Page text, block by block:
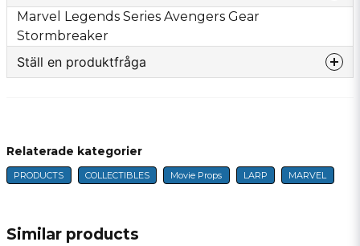
Marvel Legends Series Avengers Gear
Stormbreaker
Ställ en produktfråga
name
Name
Similar products
Relaterade kategorier
PRODUCTS COLLECTIBLES Movie Props LARP MARVEL